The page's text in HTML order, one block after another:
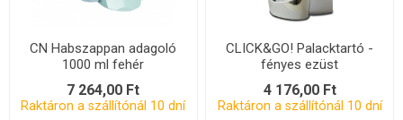
CN Habszappan adagoló
1000 ml fehér
7 264,00 Ft
Raktáron a szállítónál 10 dní
CLICK&GO! Palacktartó -
fényes ezüst
4 176,00 Ft
Raktáron a szállítónál 10 dní